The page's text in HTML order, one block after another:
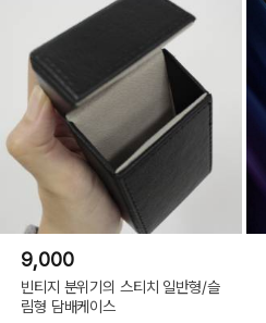
9,000
빈티지 분위기의 스티치 일반형/슬
림형 담배케이스